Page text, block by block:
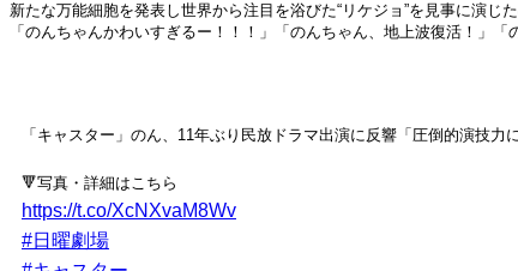
新たな万能細胞を発表し世界から注目を浴びた“リケジョ”を見事に演
「のんちゃんかわいすぎるー！！！」「のんちゃん、地上波復活！」
「キャスター」のん、11年ぶり民放ドラマ出演に反響「圧倒的演技力
🔻写真・詳細はこちら
https://t.co/XcNXvaM8Wv
#日曜劇場